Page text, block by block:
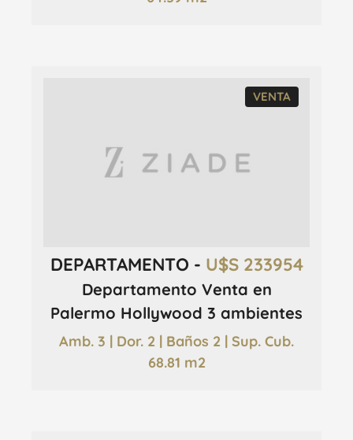
VENTA
DEPARTAMENTO - U$S 233954
Departamento Venta en
Palermo Hollywood 3 ambientes
Amb. 3 | Dor. 2 | Baños 2 | Sup. Cub.
68.81 m2